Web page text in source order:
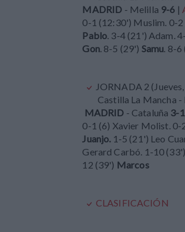
MADRID - Melilla 9-6 |
0-1 (12:30') Muslim. 0-
Pablo . 3-4 (21') Adam.
Gon. 8-5 (29') Samu . 8-
JORNADA 2
Castilla La Mancha
MADRID - Cataluña 3-
0-1 (6) Xavier Molist. 0-
Juanjo. 1-5 (21') Leo
Gerard Carbó. 1-10
12 (39') Marcos
CLASIFICACIÓN